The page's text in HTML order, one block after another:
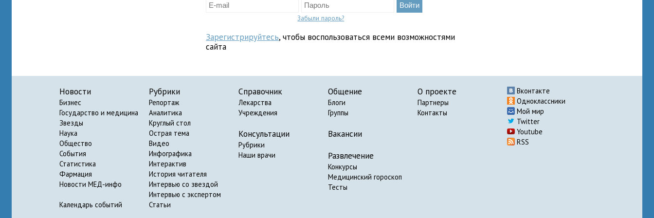
Забыли пароль?
Зарегистрируйтесь, чтобы воспользоваться всеми возможностями
сайта
Новости
Бизнес
Государство и медицина
Звезды
Наука
Общество
События
Статистика
Фармация
Новости МЕД-инфо
Календарь событий
Рубрики
Репортаж
Аналитика
Круглый стол
Острая тема
Видео
Инфографика
Интерактив
История читателя
Интервью со звездой
Интервью с экспертом
Статьи
Справочник
Лекарства
Учреждения
Консультации
Рубрики
Наши врачи
Общение
Блоги
Группы
Вакансии
Развлечение
Конкурсы
Медицинский гороскоп
Тесты
О проекте
Партнеры
Контакты
Вконтакте
Одноклассники
Мой мир
Twitter
Youtube
RSS